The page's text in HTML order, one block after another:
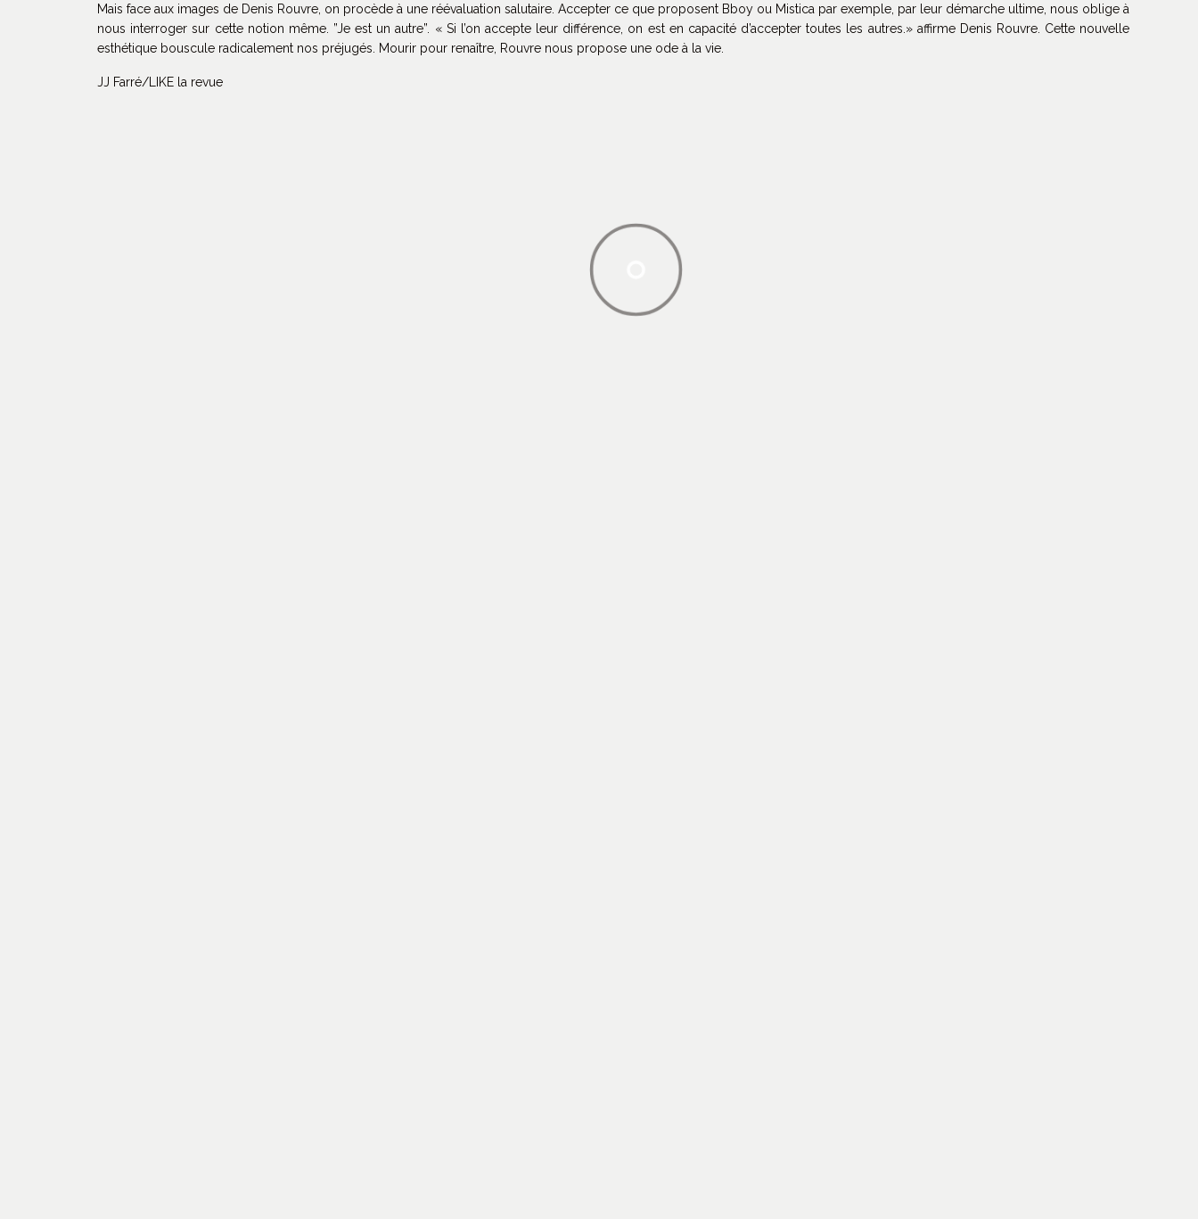
Mais face aux images de Denis Rouvre, on procède à une réévaluation salutaire. Accepter ce que proposent Bboy ou Mistica par exemple, par leur démarche ultime, nous oblige à
nous interroger sur cette notion même. ”Je est un autre”. « Si l’on accepte leur différence, on est en capacité d’accepter toutes les autres.» affirme Denis Rouvre. Cette nouvelle
esthétique bouscule radicalement nos préjugés. Mourir pour renaître, Rouvre nous propose une ode à la vie.
JJ Farré/LIKE la revue